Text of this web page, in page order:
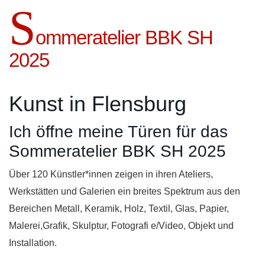
Sommeratelier BBK SH
2025
Kunst in Flensburg
Ich öffne meine Türen für das
Sommeratelier BBK SH 2025
Über 120 Künstler*innen zeigen in ihren Ateliers,
Werkstätten und Galerien ein breites Spektrum aus den
Bereichen Metall, Keramik, Holz, Textil, Glas, Papier,
Malerei,Grafik, Skulptur, Fotografi e/Video, Objekt und
Installation.